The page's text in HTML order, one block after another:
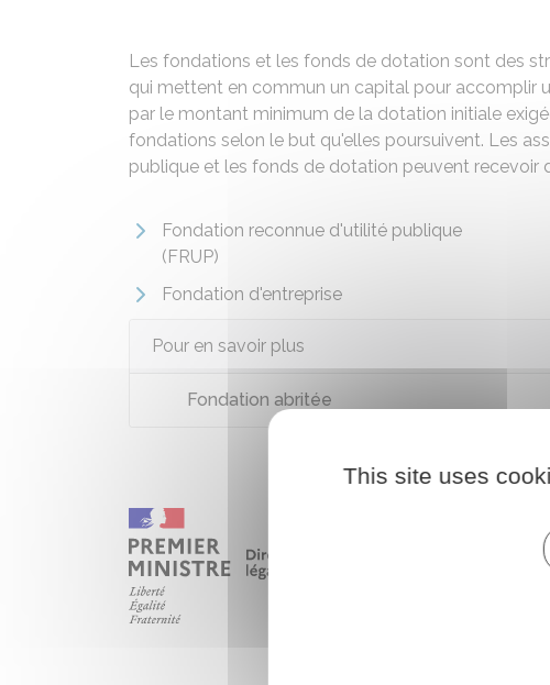
Les fondations et les fonds de dotation sont des
qui mettent en commun un capital pour accomplir
par le montant minimum de la dotation initiale
fondations selon le but qu'elles poursuivent. Les
publique et les fonds de dotation peuvent recevoir
Fondation reconnue d'utilité publique
(FRUP)
Fondation d'entreprise
Pour en savoir plus
Fondation abritée
This site uses